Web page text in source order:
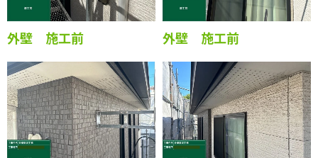
外壁 施工前 外壁 施工前